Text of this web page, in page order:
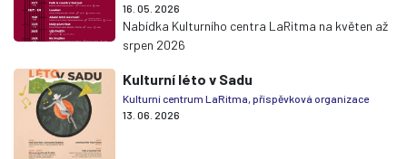
16. 05. 2026
Nabídka Kulturního centra LaRitma na květen až
srpen 2026
Kulturní léto v Sadu
Kulturní centrum LaRitma, příspěvková organizace
13. 06. 2026